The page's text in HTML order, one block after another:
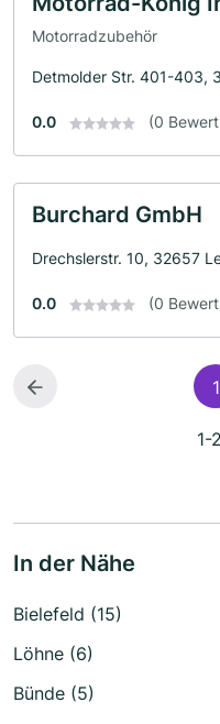
Motorradzubehör
Detmolder Str. 401-403,
0.0 (0
Burchard GmbH
Drechslerstr. 10, 32657
0.0 (0
1
1-
In der Nähe
Bielefeld (15)
Löhne (6)
Bünde (5)